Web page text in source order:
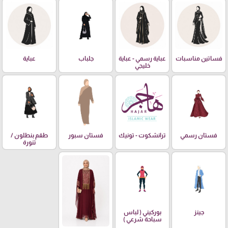
فساتين مناسبات
عباية رسمي - عباية
خليجي
جلباب عباية
فستان رسمي ترانشكوت - تونيك فستان سبور
طقم بنطلون /
تنورة
جينز
بوركيني ( لباس
سباحة شرعي )